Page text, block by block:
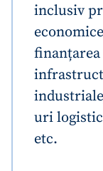
inclusiv
uri
etc.